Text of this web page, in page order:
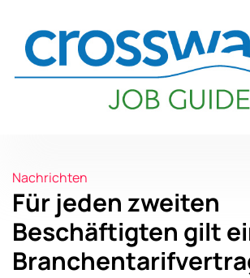
Nachrichten
Für jeden zweiten
Beschäftigten gilt